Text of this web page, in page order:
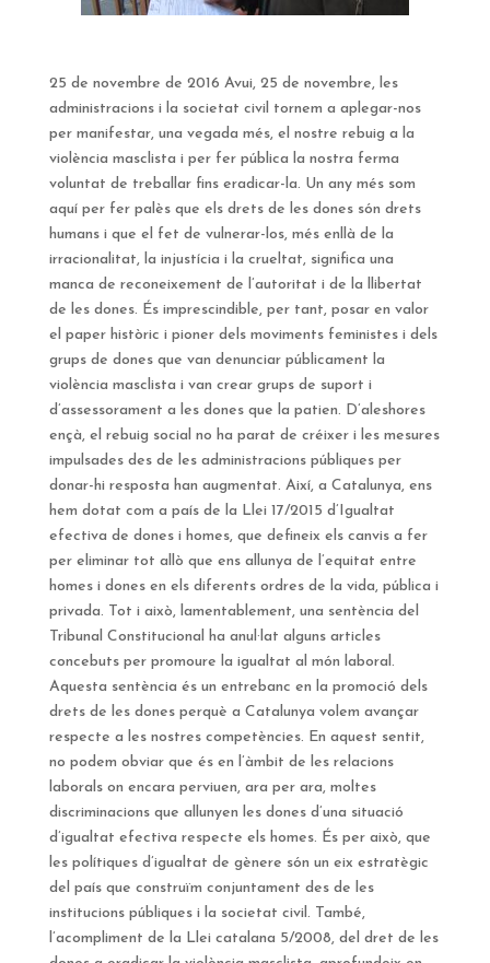
25 de novembre de 2016 Avui, 25 de novembre, les
administracions i la societat civil tornem a aplegar-nos
per manifestar, una vegada més, el nostre rebuig a la
violència masclista i per fer pública la nostra ferma
voluntat de treballar fins eradicar-la. Un any més som
aquí per fer palès que els drets de les dones són drets
humans i que el fet de vulnerar-los, més enllà de la
irracionalitat, la injustícia i la crueltat, significa una
manca de reconeixement de l’autoritat i de la llibertat
de les dones. És imprescindible, per tant, posar en valor
el paper històric i pioner dels moviments feministes i dels
grups de dones que van denunciar públicament la
violència masclista i van crear grups de suport i
d’assessorament a les dones que la patien. D’aleshores
ençà, el rebuig social no ha parat de créixer i les mesures
impulsades des de les administracions públiques per
donar-hi resposta han augmentat. Així, a Catalunya, ens
hem dotat com a país de la Llei 17/2015 d’Igualtat
efectiva de dones i homes, que defineix els canvis a fer
per eliminar tot allò que ens allunya de l’equitat entre
homes i dones en els diferents ordres de la vida, pública i
privada. Tot i això, lamentablement, una sentència del
Tribunal Constitucional ha anul·lat alguns articles
concebuts per promoure la igualtat al món laboral.
Aquesta sentència és un entrebanc en la promoció dels
drets de les dones perquè a Catalunya volem avançar
respecte a les nostres competències. En aquest sentit,
no podem obviar que és en l’àmbit de les relacions
laborals on encara perviuen, ara per ara, moltes
discriminacions que allunyen les dones d’una situació
d’igualtat efectiva respecte els homes. És per això, que
les polítiques d’igualtat de gènere són un eix estratègic
del país que construïm conjuntament des de les
institucions públiques i la societat civil. També,
l’acompliment de la Llei catalana 5/2008, del dret de les